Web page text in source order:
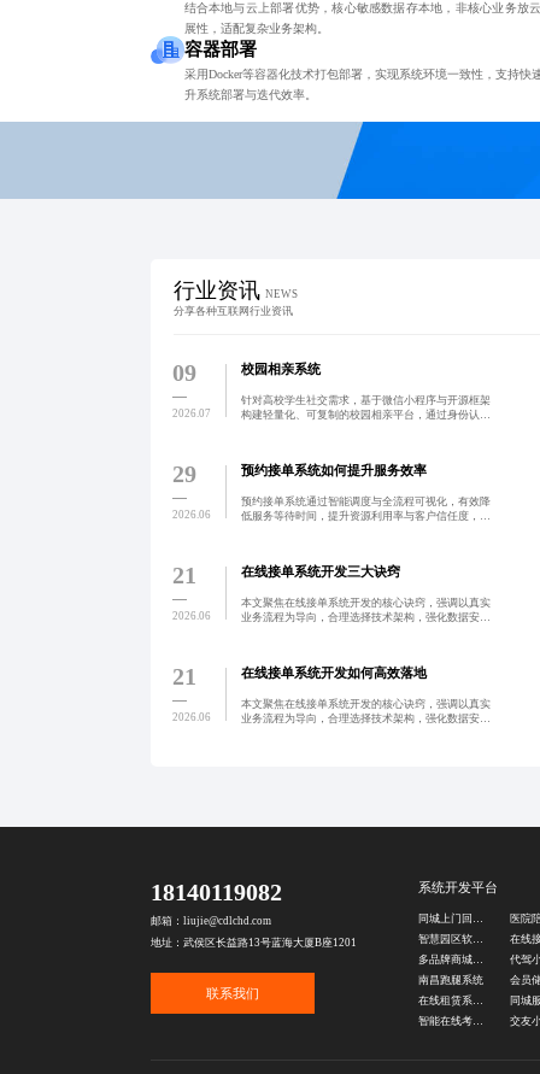
结合本地与云上部署优势，核心敏感数据存本地，非核心业务放
展性，适配复杂业务架构。
容器部署
采用Docker等容器化技术打包部署，实现系统环境一致性，支持快
升系统部署与迭代效率。
行业资讯 NEWS
分享各种互联网行业资讯
09
2026.07
校园相亲系统
针对高校学生社交需求，基于微信小程序与开源框架
构建轻量化、可复制的校园相亲平台，通过身份认
29
2026.06
预约接单系统如何提升服务效率
预约接单系统通过智能调度与全流程可视化，有效降
低服务等待时间，提升资源利用率与客户信任度，已
21
2026.06
在线接单系统开发三大诀窍
本文聚焦在线接单系统开发的核心诀窍，强调以真实
业务流程为导向，合理选择技术架构，强化数据安全
21
2026.06
在线接单系统开发如何高效落地
本文聚焦在线接单系统开发的核心诀窍，强调以真实
业务流程为导向，合理选择技术架构，强化数据安全
18140119082
邮箱：liujie@cdlchd.com
地址：武侯区长益路13号蓝海大厦B座1201
联系我们
系统开发平台
同城上门回收系统
智慧园区软件开发
多品牌商城系统
南昌跑腿系统
在线租赁系统源码
智能在线考试软件